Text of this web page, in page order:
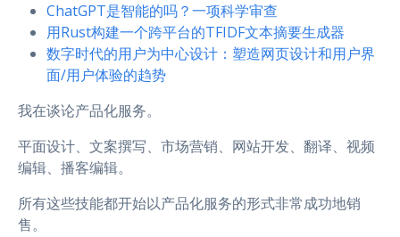
ChatGPT是智能的吗？一项科学审查
用Rust构建一个跨平台的TFIDF文本摘要生成器
数字时代的用户为中心设计：塑造网页设计和用户界
面/用户体验的趋势
我在谈论产品化服务。
平面设计、文案撰写、市场营销、网站开发、翻译、视频
编辑、播客编辑。
所有这些技能都开始以产品化服务的形式非常成功地销
售。